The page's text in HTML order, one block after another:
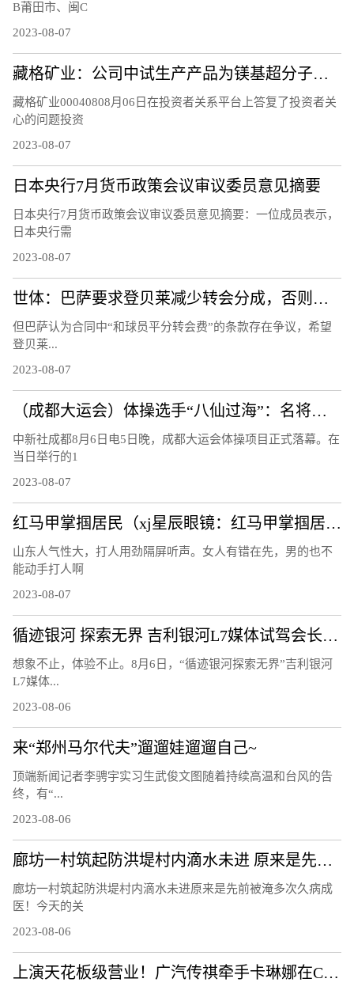
B莆田市、闽C
2023-08-07
藏格矿业：公司中试生产产品为镁基超分子层状结构功能材料，不是镁基超导新材料，不含硼元素
藏格矿业00040808月06日在投资者关系平台上答复了投资者关
心的问题投资
2023-08-07
日本央行7月货币政策会议审议委员意见摘要
日本央行7月货币政策会议审议委员意见摘要：一位成员表示，
日本央行需
2023-08-07
世体：巴萨要求登贝莱减少转会分成，否则能将他“扣留”至21日
但巴萨认为合同中“和球员平分转会费”的条款存在争议，希望
登贝莱...
2023-08-07
（成都大运会）体操选手“八仙过海”：名将惺惺相惜 遗憾收获并存
中新社成都8月6日电5日晚，成都大运会体操项目正式落幕。在
当日举行的1
2023-08-07
红马甲掌掴居民（xj星辰眼镜：红马甲掌掴居民）
山东人气性大，打人用劲隔屏听声。女人有错在先，男的也不
能动手打人啊
2023-08-07
循迹银河 探索无界 吉利银河L7媒体试驾会长春站圆满结束！
想象不止，体验不止。8月6日，“循迹银河探索无界”吉利银河
L7媒体...
2023-08-06
来“郑州马尔代夫”遛遛娃遛遛自己~
顶端新闻记者李骋宇实习生武俊文图随着持续高温和台风的告
终，有“...
2023-08-06
廊坊一村筑起防洪堤村内滴水未进 原来是先前被淹多次久病成医！
廊坊一村筑起防洪堤村内滴水未进原来是先前被淹多次久病成
医！今天的关
2023-08-06
上演天花板级营业！广汽传祺牵手卡琳娜在ChinaJoy鲨疯了！